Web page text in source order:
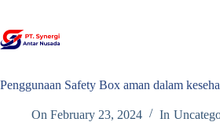
content
Penggunaan Safety Box aman dalam
On February 23, 2024 In